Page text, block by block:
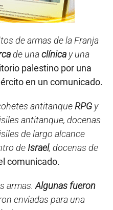
de armas de la Franja
de unaclínica y una
palestino por una
en un comunicado.
antitanqueRPG y
antitanque, docenas
de largo alcance
de Israel, docenas de
comunicado.
armas.Algunas fueron
enviadas para una